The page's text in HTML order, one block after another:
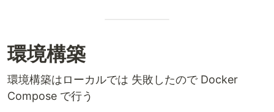
環境構築
環境構築はローカルでは 失敗したので Docker
Compose で行う